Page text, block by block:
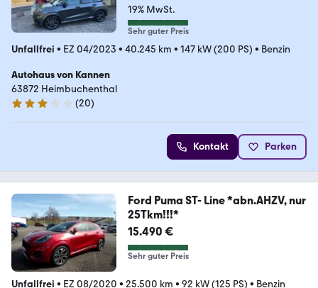
19% MwSt.
Sehr guter Preis
Unfallfrei • EZ 04/2023 • 40.245 km • 147 kW (200 PS) • Benzin
Autohaus von Kannen
63872 Heimbuchenthal
3 Sterne
(20)
Kontakt Parken
Ford Puma ST- Line *abn.AHZV, nur
25Tkm!!!*
15.490 €
Sehr guter Preis
Unfallfrei • EZ 08/2020 • 25.500 km • 92 kW (125 PS) • Benzin